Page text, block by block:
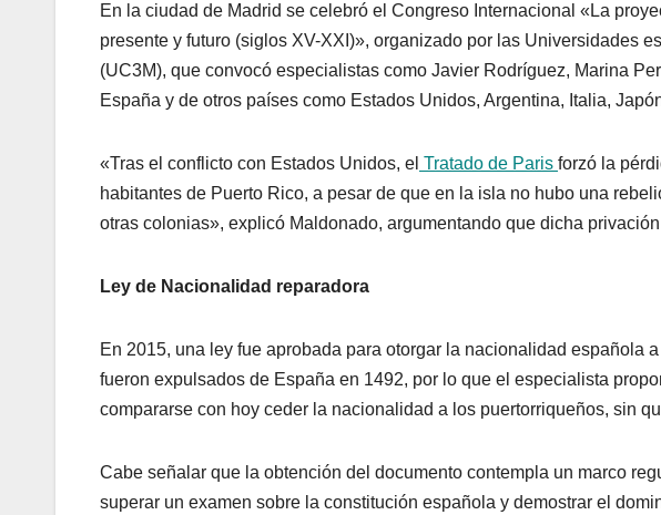
En la ciudad de Madrid se celebró el Congreso Internacional «La
presente y futuro (siglos XV-XXI)», organizado por las Universidades
(UC3M), que convocó especialistas como Javier Rodríguez, Marina
España y de otros países como Estados Unidos, Argentina, Italia,
«Tras el conflicto con Estados Unidos, el Tratado de Paris forzó la
habitantes de Puerto Rico, a pesar de que en la isla no hubo una
otras colonias», explicó Maldonado, argumentando que dicha
Ley de Nacionalidad reparadora
En 2015, una ley fue aprobada para otorgar la nacionalidad española
fueron expulsados de España en 1492, por lo que el especialista
compararse con hoy ceder la nacionalidad a los puertorriqueños, sin
Cabe señalar que la obtención del documento contempla un marco
superar un examen sobre la constitución española y demostrar el